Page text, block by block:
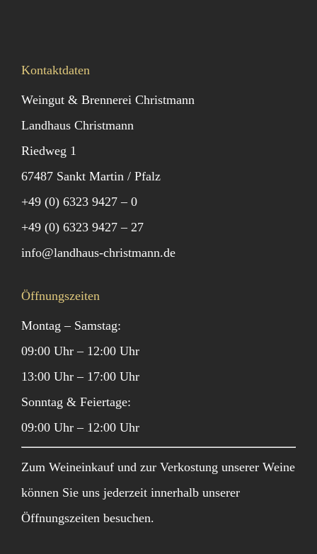
Kontaktdaten
Weingut & Brennerei Christmann
Landhaus Christmann
Riedweg 1
67487 Sankt Martin / Pfalz
+49 (0) 6323 9427 – 0
+49 (0) 6323 9427 – 27
info@landhaus-christmann.de
Öffnungszeiten
Montag – Samstag:
09:00 Uhr – 12:00 Uhr
13:00 Uhr – 17:00 Uhr
Sonntag & Feiertage:
09:00 Uhr – 12:00 Uhr
Zum Weineinkauf und zur Verkostung unserer Weine
können Sie uns jederzeit innerhalb unserer
Öffnungszeiten besuchen.